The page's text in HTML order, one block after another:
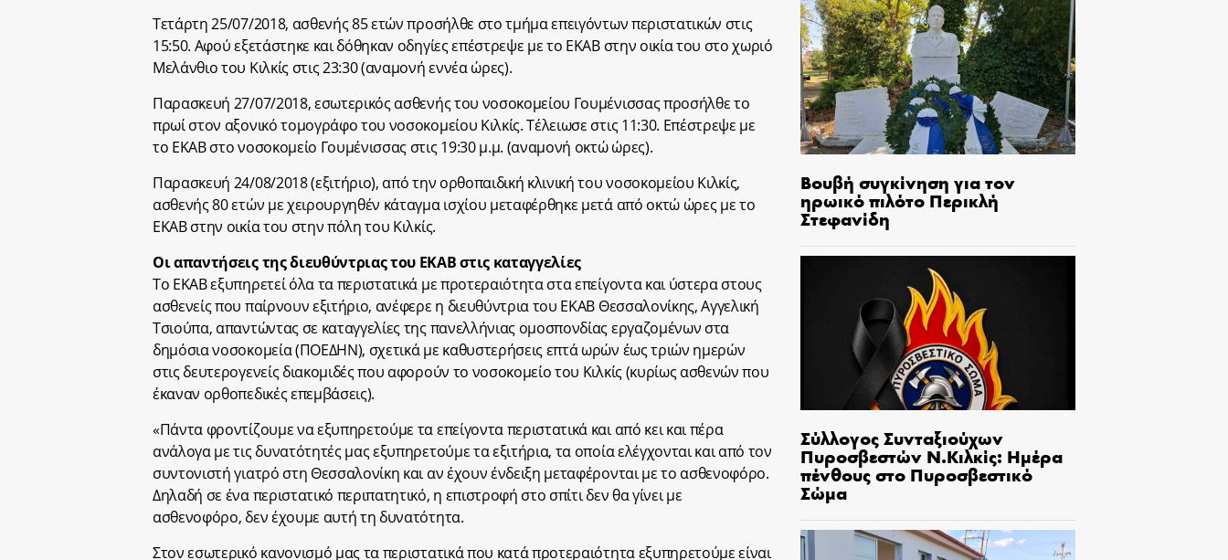
Τετάρτη 25/07/2018, ασθενής 85 ετών προσήλθε στο τμήμα επειγόντων περιστατικών στις
15:50. Αφού εξετάστηκε και δόθηκαν οδηγίες επέστρεψε με το ΕΚΑΒ στην οικία του στο χωριό
Μελάνθιο του Κιλκίς στις 23:30 (αναμονή εννέα ώρες).
Παρασκευή 27/07/2018, εσωτερικός ασθενής του νοσοκομείου Γουμένισσας προσήλθε το
πρωί στον αξονικό τομογράφο του νοσοκομείου Κιλκίς. Τέλειωσε στις 11:30. Επέστρεψε με
το ΕΚΑΒ στο νοσοκομείο Γουμένισσας στις 19:30 μ.μ. (αναμονή οκτώ ώρες).
Παρασκευή 24/08/2018 (εξιτήριο), από την ορθοπαιδική κλινική του νοσοκομείου Κιλκίς,
ασθενής 80 ετών με χειρουργηθέν κάταγμα ισχίου μεταφέρθηκε μετά από οκτώ ώρες με το
ΕΚΑΒ στην οικία του στην πόλη του Κιλκίς.
Οι απαντήσεις της διευθύντριας του ΕΚΑΒ στις καταγγελίες
Το ΕΚΑΒ εξυπηρετεί όλα τα περιστατικά με προτεραιότητα στα επείγοντα και ύστερα στους
ασθενείς που παίρνουν εξιτήριο, ανέφερε η διευθύντρια του ΕΚΑΒ Θεσσαλονίκης, Αγγελική
Τσιούπα, απαντώντας σε καταγγελίες της πανελλήνιας ομοσπονδίας εργαζομένων στα
δημόσια νοσοκομεία (ΠΟΕΔΗΝ), σχετικά με καθυστερήσεις επτά ωρών έως τριών ημερών
στις δευτερογενείς διακομιδές που αφορούν το νοσοκομείο του Κιλκίς (κυρίως ασθενών που
έκαναν ορθοπεδικές επεμβάσεις).
«Πάντα φροντίζουμε να εξυπηρετούμε τα επείγοντα περιστατικά και από κει και πέρα
ανάλογα με τις δυνατότητές μας εξυπηρετούμε τα εξιτήρια, τα οποία ελέγχονται και από τον
συντονιστή γιατρό στη Θεσσαλονίκη και αν έχουν ένδειξη μεταφέρονται με το ασθενοφόρο.
Δηλαδή σε ένα περιστατικό περιπατητικό, η επιστροφή στο σπίτι δεν θα γίνει με
ασθενοφόρο, δεν έχουμε αυτή τη δυνατότητα.
Στον εσωτερικό κανονισμό μας τα περιστατικά που κατά προτεραιότητα εξυπηρετούμε είναι
Βουβή συγκίνηση για τον
ηρωικό πιλότο Περικλή
Στεφανίδη
Σύλλογος Συνταξιούχων
Πυροσβεστών Ν.Κιλκίς: Ημέρα
πένθους στο Πυροσβεστικό
Σώμα